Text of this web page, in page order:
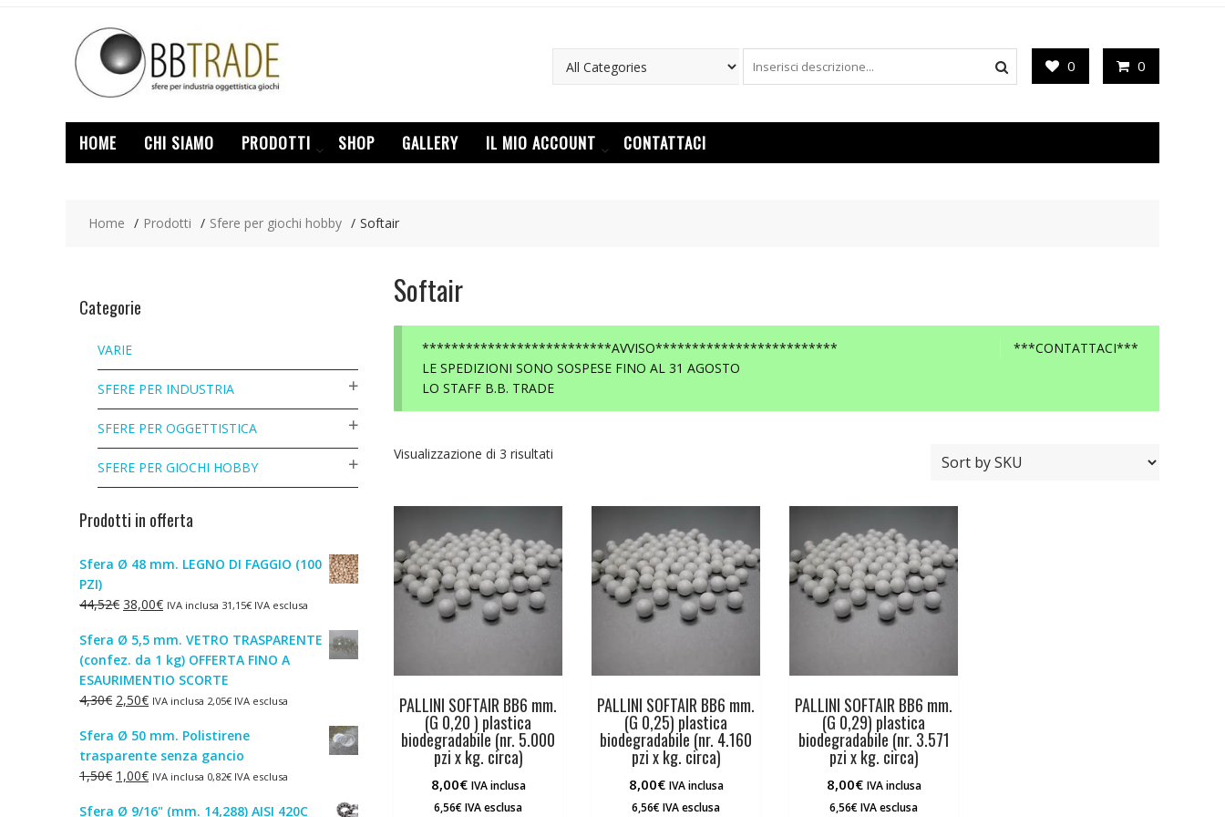
0 0
HOME CHI SIAMO PRODOTTI SHOP GALLERY IL MIO ACCOUNT CONTATTACI
Home Prodotti Sfere per giochi hobby Softair
Softair
***CONTATTACI***
**************************AVVISO*************************
LE SPEDIZIONI SONO SOSPESE FINO AL 31 AGOSTO
LO STAFF B.B. TRADE
Visualizzazione di 3 risultati
PALLINI SOFTAIR BB6 mm.
(G 0,20 ) plastica
biodegradabile (nr. 5.000
pzi x kg. circa)
8,00€ IVA inclusa
6,56€IVA esclusa
PALLINI SOFTAIR BB6 mm.
(G 0,25) plastica
biodegradabile (nr. 4.160
pzi x kg. circa)
8,00€ IVA inclusa
6,56€IVA esclusa
PALLINI SOFTAIR BB6 mm.
(G 0,29) plastica
biodegradabile (nr. 3.571
pzi x kg. circa)
8,00€ IVA inclusa
6,56€IVA esclusa
Categorie
VARIE
SFERE PER INDUSTRIA
SFERE PER OGGETTISTICA
SFERE PER GIOCHI HOBBY
Prodotti in offerta
Sfera Ø 48 mm. LEGNO DI FAGGIO (100
PZI)
44,52€ Il
originale
era:
44,52€.
38,00€Il
attuale
è:
38,00€.
IVA inclusa 31,15€ IVA esclusa
Sfera Ø 5,5 mm. VETRO TRASPARENTE
(confez. da 1 kg) OFFERTA FINO A
ESAURIMENTIO SCORTE
4,30€ Il
originale
era:
4,30€.
2,50€Il
attuale
è:
2,50€.
IVA inclusa 2,05€ IVA esclusa
Sfera Ø 50 mm. Polistirene
trasparente senza gancio
1,50€ Il1,00€IlIVA inclusa 0,82€ IVA esclusa
Sfera Ø 9/16" (mm. 14,288) AISI 420C